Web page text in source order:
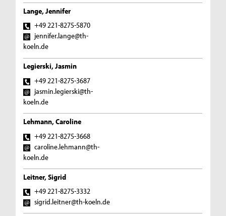
Lange, Jennifer
+49 221-8275-5870
jennifer.lange@th-
koeln.de
Legierski, Jasmin
+49 221-8275-3687
jasmin.legierski@th-
koeln.de
Lehmann, Caroline
+49 221-8275-3668
caroline.lehmann@th-
koeln.de
Leitner, Sigrid
+49 221-8275-3332
sigrid.leitner@th-koeln.de